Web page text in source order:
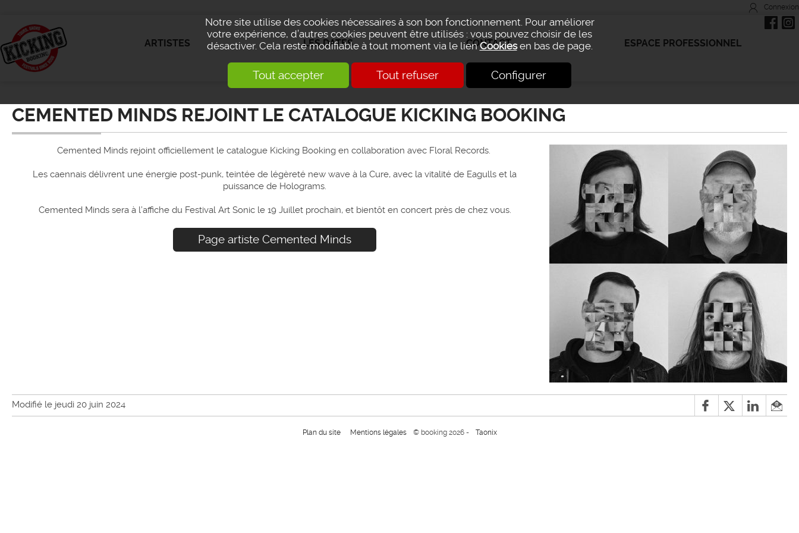
Notre site utilise des cookies nécessaires à son bon fonctionnement. Pour améliorer
votre expérience, d’autres cookies peuvent être utilisés : vous pouvez choisir de les
désactiver. Cela reste modifiable à tout moment via le lienCookiesen bas de page.
Tout accepter Tout refuser Configurer
Connexion
ARTISTES LES DATES CONTACT ESPACE PROFESSIONNEL
CEMENTED MINDS REJOINT LE CATALOGUE KICKING BOOKING
Cemented Minds rejoint officiellement le catalogue Kicking Booking en collaboration avec Floral Records.
Les caennais délivrent une énergie post-punk, teintée de légèreté new wave à la Cure, avec la vitalité de Eagulls et la
puissance de Holograms.
Cemented Minds sera à l’affiche du Festival Art Sonic le 19 Juillet prochain, et bientôt en concert près de chez vous.
Page artiste Cemented Minds
Modifié le jeudi 20 juin 2024
Plan du site Mentions légales © booking 2026 - Taonix